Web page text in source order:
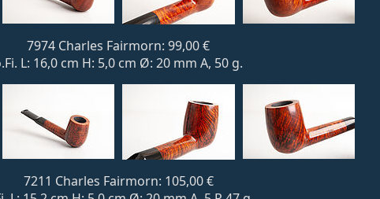
7974 Charles Fairmorn: 99,00 €
L: 16,0 cm H: 5,0 cm Ø: 20 mm A, 50 g.
7211 Charles Fairmorn: 105,00 €